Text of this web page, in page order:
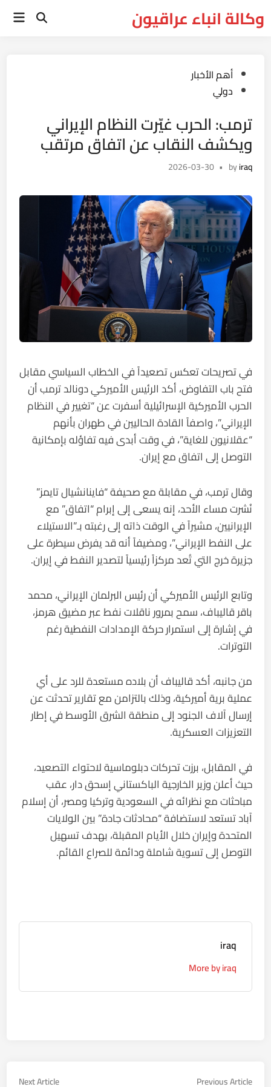
toوكالة انباء عراقيون Open
Posted
in
أهم الأخبار
دولي
ترمب: الحرب غيّرت النظام الإيراني
ويكشف النقاب عن اتفاق مرتقب
byiraq
•
2026-03-30
في تصريحات تعكس تصعيداً في الخطاب السياسي مقابل
فتح باب التفاوض، أكد الرئيس الأميركي دونالد ترمب أن
الحرب الأميركية الإسرائيلية أسفرت عن “تغيير في النظام
الإيراني”، واصفاً القادة الحاليين في طهران بأنهم
“عقلانيون للغاية”، في وقت أبدى فيه تفاؤله بإمكانية
التوصل إلى اتفاق مع إيران.
وقال ترمب، في مقابلة مع صحيفة “فاينانشيال تايمز”
نُشرت مساء الأحد، إنه يسعى إلى إبرام “اتفاق” مع
الإيرانيين، مشيراً في الوقت ذاته إلى رغبته بـ”الاستيلاء
على النفط الإيراني”، ومضيفاً أنه قد يفرض سيطرة على
جزيرة خرج التي تُعد مركزاً رئيسياً لتصدير النفط في إيران.
وتابع الرئيس الأميركي أن رئيس البرلمان الإيراني، محمد
باقر قاليباف، سمح بمرور ناقلات نفط عبر مضيق هرمز،
في إشارة إلى استمرار حركة الإمدادات النفطية رغم
التوترات.
من جانبه، أكد قاليباف أن بلاده مستعدة للرد على أي
عملية برية أميركية، وذلك بالتزامن مع تقارير تحدثت عن
إرسال آلاف الجنود إلى منطقة الشرق الأوسط في إطار
التعزيزات العسكرية.
في المقابل، برزت تحركات دبلوماسية لاحتواء التصعيد،
حيث أعلن وزير الخارجية الباكستاني إسحق دار، عقب
مباحثات مع نظرائه في السعودية وتركيا ومصر، أن إسلام
آباد تستعد لاستضافة “محادثات جادة” بين الولايات
المتحدة وإيران خلال الأيام المقبلة، بهدف تسهيل
التوصل إلى تسوية شاملة ودائمة للصراع القائم.
iraq
More by iraq
Previous Article
Next Article
Next